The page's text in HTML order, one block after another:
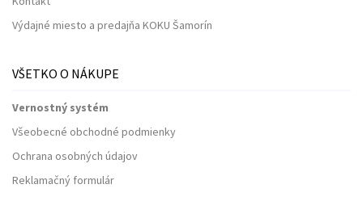
Výdajné miesto a predajňa KOKU Šamorín
VŠETKO O NÁKUPE
Vernostný systém
Všeobecné obchodné podmienky
Ochrana osobných údajov
Reklamačný formulár